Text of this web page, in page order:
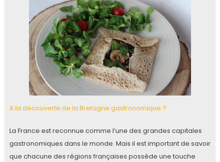
A la découverte de la Bretagne gastronomique ?
La France est reconnue comme l’une des grandes capitales
gastronomiques dans le monde. Mais il est important de savoir
que chacune des régions françaises possède une touche